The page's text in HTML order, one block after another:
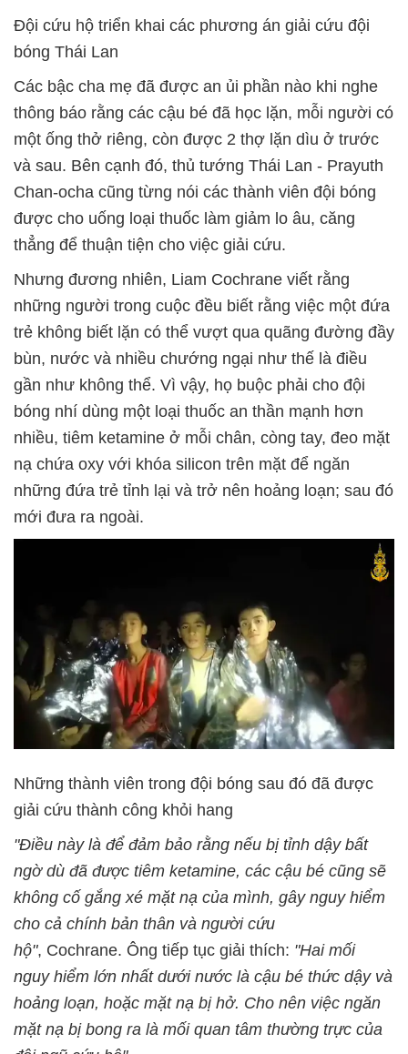
Đội cứu hộ triển khai các phương án giải cứu đội
bóng Thái Lan
Các bậc cha mẹ đã được an ủi phần nào khi nghe
thông báo rằng các cậu bé đã học lặn, mỗi người có
một ống thở riêng, còn được 2 thợ lặn dìu ở trước
và sau. Bên cạnh đó, thủ tướng Thái Lan - Prayuth
Chan-ocha cũng từng nói các thành viên đội bóng
được cho uống loại thuốc làm giảm lo âu, căng
thẳng để thuận tiện cho việc giải cứu.
Nhưng đương nhiên, Liam Cochrane viết rằng
những người trong cuộc đều biết rằng việc một đứa
trẻ không biết lặn có thể vượt qua quãng đường đầy
bùn, nước và nhiều chướng ngại như thế là điều
gần như không thể. Vì vậy, họ buộc phải cho đội
bóng nhí dùng một loại thuốc an thần mạnh hơn
nhiều, tiêm ketamine ở mỗi chân, còng tay, đeo mặt
nạ chứa oxy với khóa silicon trên mặt để ngăn
những đứa trẻ tỉnh lại và trở nên hoảng loạn; sau đó
mới đưa ra ngoài.
Những thành viên trong đội bóng sau đó đã được
giải cứu thành công khỏi hang
"Điều này là để đảm bảo rằng nếu bị tỉnh dậy bất
ngờ dù đã được tiêm ketamine, các cậu bé cũng sẽ
không cố gắng xé mặt nạ của mình, gây nguy hiểm
cho cả chính bản thân và người cứu
hộ", Cochrane. Ông tiếp tục giải thích: "Hai mối
nguy hiểm lớn nhất dưới nước là cậu bé thức dậy và
hoảng loạn, hoặc mặt nạ bị hở. Cho nên việc ngăn
mặt nạ bị bong ra là mối quan tâm thường trực của